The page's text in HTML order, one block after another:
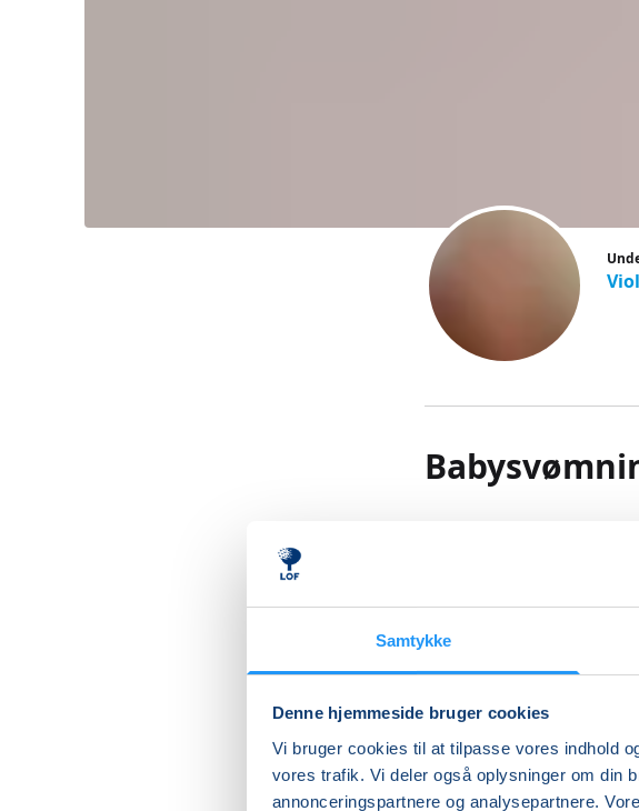
Samtykke
Denne hjemmeside bruger cookies
Vi bruger cookies til at tilpasse vores indhold
vores trafik. Vi deler også oplysninger om din
annonceringspartnere og analysepartnere.
samvær i det våde
understøttelse i vand.
imens der leges,
børnenes tempo, så alle
bevæge sig i vand.